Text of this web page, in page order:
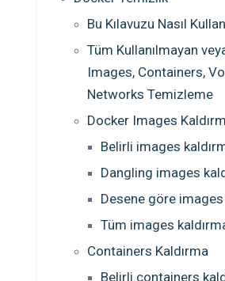
Bu Kılavuzu Nasıl
Tüm Kullanılmayan
Images, Containers,
Networks Temizleme
Docker Images
Belirli images
Dangling images
Desene göre images
Tüm images
Containers Kaldırma
Belirli containers